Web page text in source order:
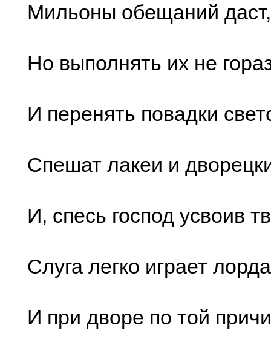
Мильоны обещаний даст,
Но выполнять их не
И перенять повадки
Спешат лакеи и
И, спесь господ усвоив
Слуга легко играет
И при дворе по той